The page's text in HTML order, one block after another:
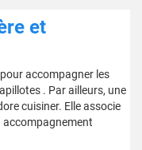
et
accompagner les
. Par ailleurs, une
cuisiner. Elle associe
accompagnement